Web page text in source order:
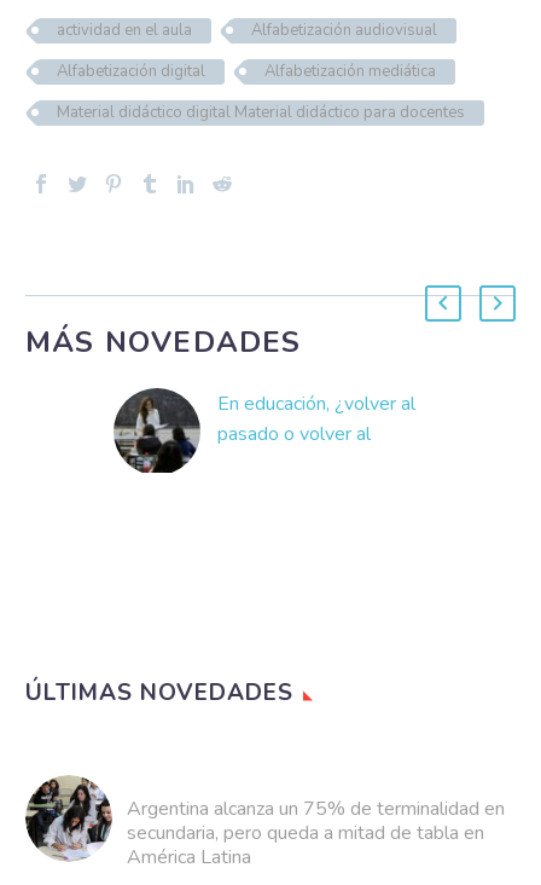
actividad en el aula
Alfabetización audiovisual
Alfabetización digital
Alfabetización mediática
Material didáctico digital Material didáctico para docentes
MÁS NOVEDADES
En educación, ¿volver al
pasado o volver al
ÚLTIMAS NOVEDADES
Argentina alcanza un 75% de terminalidad en
secundaria, pero queda a mitad de tabla en
América Latina